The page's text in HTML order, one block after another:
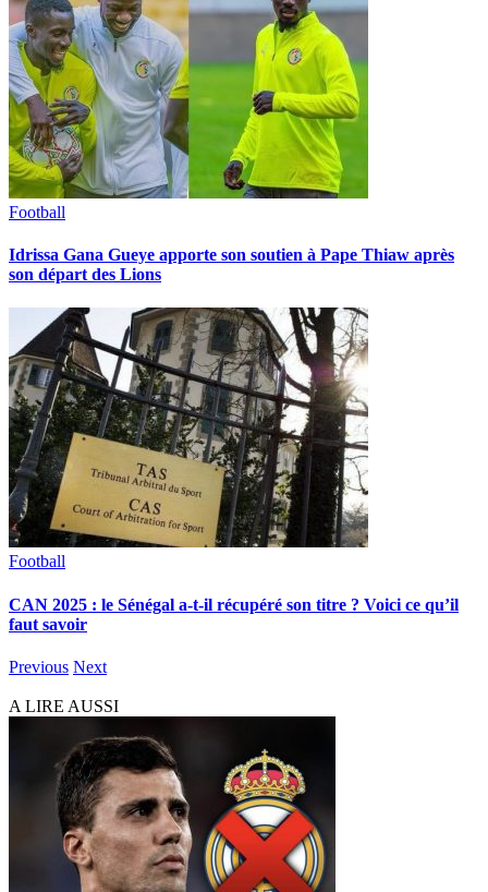
Football
Idrissa Gana Gueye apporte son soutien à Pape Thiaw après
son départ des Lions
Football
CAN 2025 : le Sénégal a-t-il récupéré son titre ? Voici ce qu’il
faut savoir
Previous Next
A LIRE AUSSI